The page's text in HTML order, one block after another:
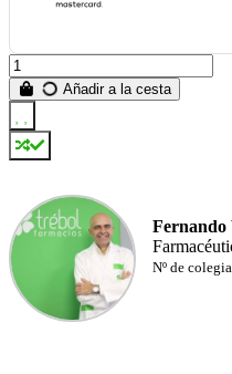
Añadir a la cesta
Fernando
Nº de